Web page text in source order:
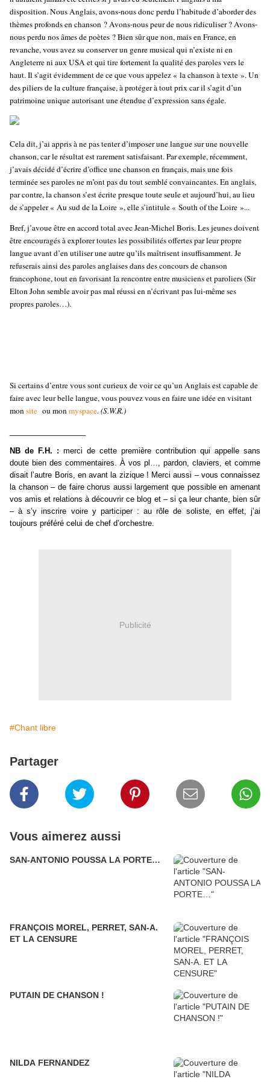
disposition. Nous Anglais, avons-nous donc perdu l’habitude d’aborder des
thèmes profonds en chanson ? Avons-nous peur de nous ridiculiser ? Avons-
nous perdu nos âmes de poètes ? Bien sûr que non, mais en France, en
revanche, vous avez su conserver un genre musical qui n’existe ni en
Angleterre ni aux USA et qui tire fortement la qualité des paroles vers le
haut. Il s’agit évidemment de ce que vous appelez « la chanson à texte ». Un
des piliers de la culture française, à protéger à tout prix car il s’agit d’un
patrimoine unique autorisant une étendue d’expression sans égale.
Cela dit, j’ai appris à ne pas tenter d’imposer une langue sur une nouvelle
chanson, car le résultat est rarement satisfaisant. Par exemple, récemment,
j’avais décidé d’écrire d’office une chanson en français, mais une fois
terminée ses paroles ne m’ont pas du tout semblé convaincantes. En anglais,
par contre, la chanson s’est écrite presque toute seule et aujourd’hui, au lieu
de s’appeler « Au sud de la Loire », elle s’intitule « South of the Loire »...
Bref, j’avoue être en accord total avec Jean-Michel Boris. Les jeunes doivent
être encouragés à explorer toutes les possibilités offertes par leur propre
langue avant d’en utiliser une autre qu’ils maîtrisent insuffisamment. Je
refuserais ainsi des paroles anglaises dans des concours de chanson
francophone, tout en favorisant la rencontre entre musiciens et paroliers (Sir
Elton John semble avoir pas mal réussi en n’écrivant pas lui-même ses
propres paroles…).
Si certains d’entre vous sont curieux de voir ce qu’un Anglais est capable de
faire avec leur belle langue, vous pouvez vous en faire une idée en visitant
monsite ou monmyspace.(S.W.R.)
NB de F.H. : merci de cette première contribution qui appelle sans
doute bien des commentaires. À vos pl…, pardon, claviers, et comme
disait l’autre Boris, en avant la zizique ! Merci aussi – vous connaissez
la chanson – de faire chorus aussi largement que possible en amenant
vos amis et relations à découvrir ce blog et – si ça leur chante, bien sûr
– à s’y inscrire voire y participer : au rôle de soliste, en effet, j’ai
toujours préféré celui de chef d’orchestre.
Publicité
#Chant libre
Partager
Vous aimerez aussi
SAN-ANTONIO POUSSA LA PORTE…
FRANÇOIS MOREL, PERRET, SAN-A.
ET LA CENSURE
PUTAIN DE CHANSON !
NILDA FERNANDEZ